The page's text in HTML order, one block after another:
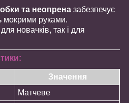
та неопрена забезпечує
мокрими руками.
новачків, так і для
Значення
Матчеве